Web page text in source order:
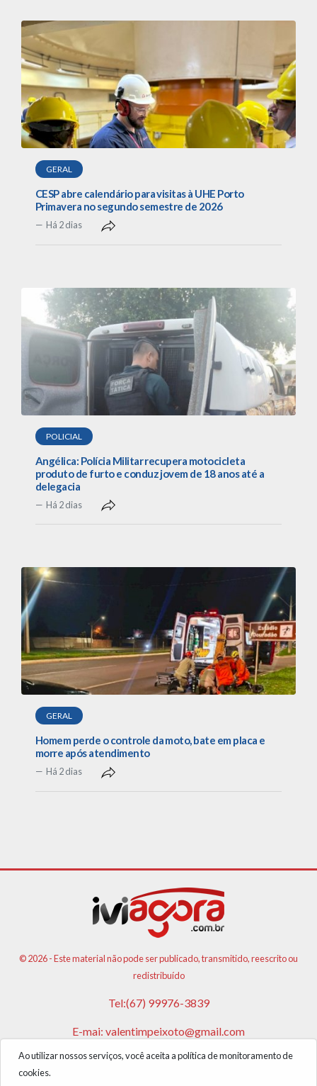
GERAL
CESP abre calendário para visitas à UHE Porto
Primavera no segundo semestre de 2026
Há 2 dias
POLICIAL
Angélica: Polícia Militar recupera motocicleta
produto de furto e conduz jovem de 18 anos até a
delegacia
Há 2 dias
GERAL
Homem perde o controle da moto, bate em placa e
morre após atendimento
Há 2 dias
Ao utilizar nossos serviços, você aceita a política de monitoramento de
cookies.
© 2026 - Este material não pode ser publicado, transmitido, reescrito ou
redistribuído
Tel:(67) 99976-3839
E-mai: valentimpeixoto@gmail.com
VPA AGENCIA DE PUBLICIDADES E NOTICIAS LTDA